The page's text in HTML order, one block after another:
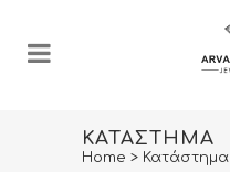
ΚΑΤΆΣΤΗΜΑ
Home > Κατάστημα